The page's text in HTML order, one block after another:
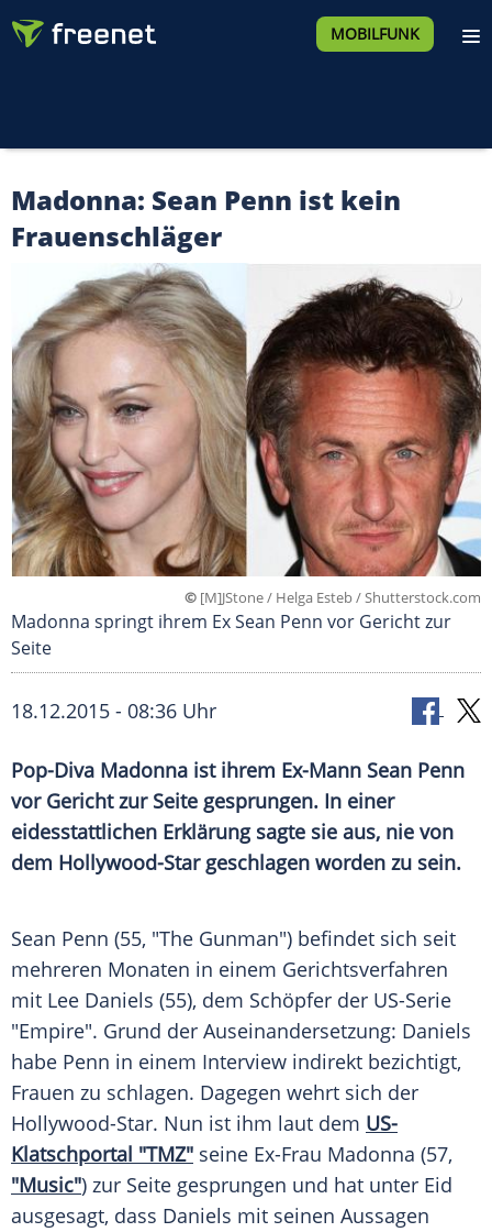
MOBILFUNK
Madonna: Sean Penn ist kein
Frauenschläger
© [M]JStone / Helga Esteb / Shutterstock.com
Madonna springt ihrem Ex Sean Penn vor Gericht zur
Seite
18.12.2015 - 08:36 Uhr
Pop-Diva Madonna ist ihrem Ex-Mann Sean Penn
vor Gericht zur Seite gesprungen. In einer
eidesstattlichen Erklärung sagte sie aus, nie von
dem Hollywood-Star geschlagen worden zu sein.
Sean Penn (55, "The Gunman") befindet sich seit
mehreren Monaten in einem Gerichtsverfahren
mit Lee Daniels (55), dem Schöpfer der US-Serie
"Empire". Grund der Auseinandersetzung: Daniels
habe Penn in einem Interview indirekt bezichtigt,
Frauen zu schlagen. Dagegen wehrt sich der
Hollywood-Star. Nun ist ihm laut dem US-
Klatschportal "TMZ" seine Ex-Frau Madonna (57,
"Music") zur Seite gesprungen und hat unter Eid
ausgesagt, dass Daniels mit seinen Aussagen